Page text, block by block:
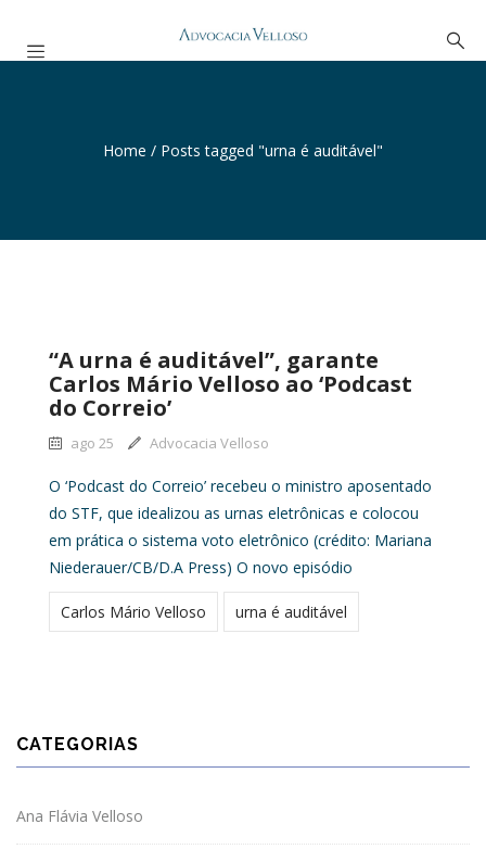
Home / Posts tagged "urna é auditável"
“A urna é auditável”, garante
Carlos Mário Velloso ao ‘Podcast
do Correio’
ago 25 Advocacia Velloso
O ‘Podcast do Correio’ recebeu o ministro aposentado
do STF, que idealizou as urnas eletrônicas e colocou
em prática o sistema voto eletrônico (crédito: Mariana
Niederauer/CB/D.A Press) O novo episódio
Carlos Mário Velloso urna é auditável
CATEGORIAS
Ana Flávia Velloso